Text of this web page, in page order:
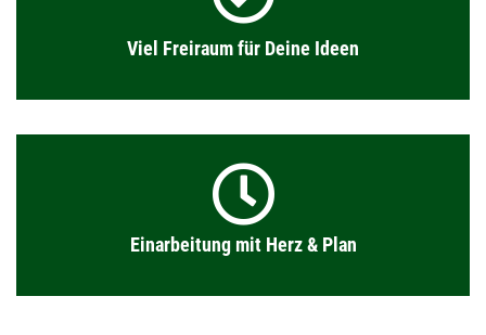
Viel Freiraum für Deine Ideen
Einarbeitung mit Herz & Plan